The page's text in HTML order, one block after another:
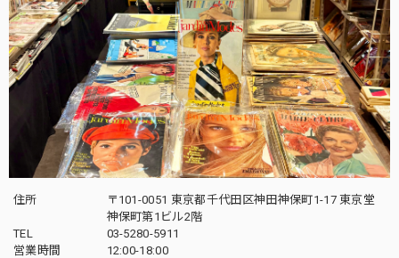
住所
〒101-0051 東京都千代田区神田神保町1-17 東京堂
神保町第1ビル2階
TEL
03-5280-5911
営業時間
12:00-18:00